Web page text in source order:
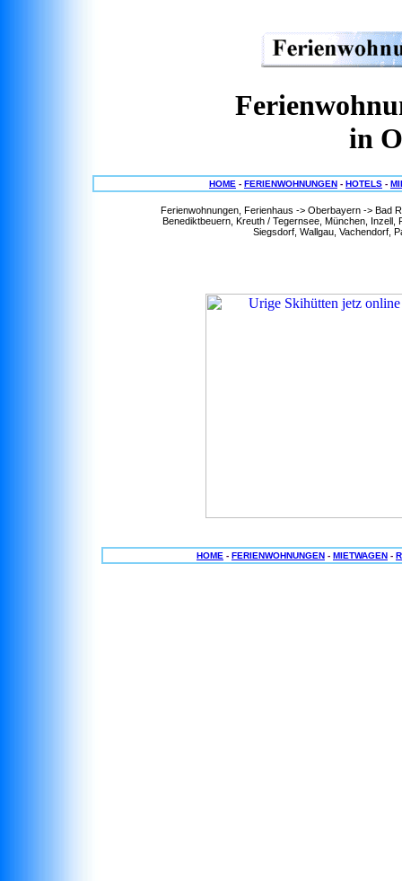
in
HOME - FERIENWOHNUNGEN - HOTELS -
Ferienwohnungen, Ferienhaus -> Oberbayern -> Bad
Benediktbeuern, Kreuth / Tegernsee, München, Inzell,
Siegsdorf, Wallgau, Vachendorf,
HOME - FERIENWOHNUNGEN - MIETWAGEN -